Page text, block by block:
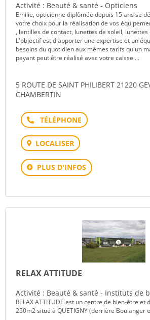
Activité : Beauté & santé - Opticiens
Emilie, opticienne diplômée depuis 15 ans se
votre choix pour la réalisation de vos
, lentilles de contact, lunettes de soleil, lunettes
L'objectif est d'apporter une expertise et un
besoins du quotidien aux mêmes tarifs qu'un
payant peut être réalisé avec votre caisse ...
5 ROUTE DE SAINT PHILIBERT 21220
CHAMBERTIN
Téléphone
LOCALISER
PLUS D'INFOS
RELAX ATTITUDE
Activité : Beauté & santé - Instituts de
RELAX ATTITUDE est un centre de bien-être et
250m2 situé à QUETIGNY (derrière Boulanger